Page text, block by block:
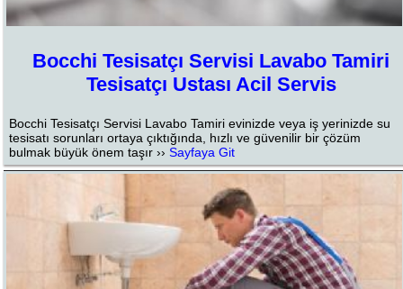
Bocchi Tesisatçı Servisi Lavabo Tamiri
Tesisatçı Ustası Acil Servis
Bocchi Tesisatçı Servisi Lavabo Tamiri evinizde veya iş yerinizde su
tesisatı sorunları ortaya çıktığında, hızlı ve güvenilir bir çözüm
bulmak büyük önem taşır ››Sayfaya Git